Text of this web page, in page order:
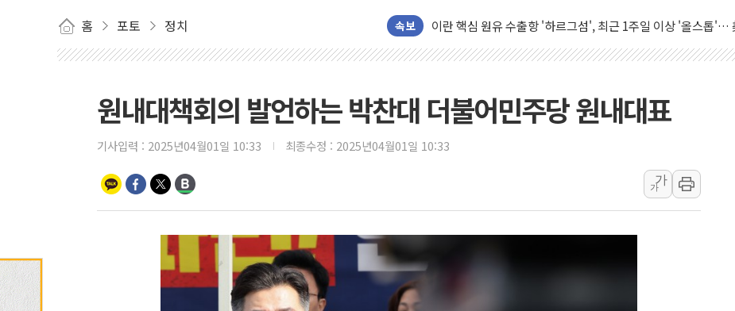
홈 포토 정치 속보
美 고용 쇼크에 엔화 장중 급등…시장은 "또 개입했나" 촉각
[AI MY 뉴스] 뉴욕 반도체주 프리뷰...美 고용 쇼크에 반도체
[종합] 美 7월 고용 2만3000명 감소 '쇼크'…9월 금리 인상 기대
[사진] 이슬람 수니파 3개국, 공동방위협정 체결
뉴욕증시 개장 전 특징주...아틀라시안·클라우드플레어·태
보훈부, 미 DPAA와 MOU… "6·25 미군 실종자 7359명 끝까지
트럼프 "금리 내려야"…파월 때와 달리 워시엔 톤 낮춰
특정 정치인 측근 포항시 정책특보 내정설...포항시 '시끌'
李 "해남 태양광, 대한민국 다음 100년 밑거름…수도권 집중 완
李 대통령, '6시간 마라톤 부동산 2차 회의' 주재… "전폭적 공
원내대책회의 발언하는 박찬대 더불어민주당 원내대표
기사입력 : 2025년04월01일 10:33 최종수정 : 2025년04월01일 10:33
가
가